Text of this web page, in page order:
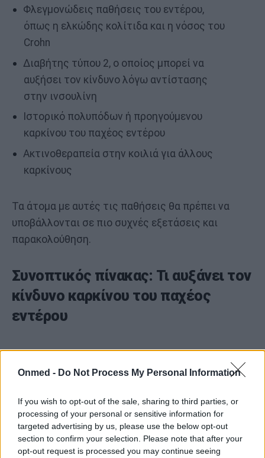
Onmed - Do Not Process My Personal Information
If you wish to opt-out of the sale, sharing to third parties, or
processing of your personal or sensitive information for
targeted advertising by us, please use the below opt-out
section to confirm your selection. Please note that after your
opt-out request is processed you may continue seeing
Φλεγμονώδεις παθήσεις του εντέρου,
όπως η ελκώδης κολίτιδα και η νόσος του
Crohn
Διαβήτης τύπου 2, ο οποίος μπορεί να
αυξήσει τον κίνδυνο λόγω αντίστασης
στην ινσουλίνη
Ιστορικό πολυπόδων ή προηγούμενου
καρκίνου του παχέος εντέρου
Ακτινοθεραπεία στην κοιλιά για άλλους
καρκίνους
Τα άτομα με αυτές τις παθήσεις θα πρέπει να
υποβάλλονται σε πιο συχνές εξετάσεις και
παρακολούθηση.
Συνοπτικός πίνακας: Τι αυξάνει τον
κίνδυνο καρκίνου του παχέος
εντέρου
κινδύνου
Μπορεί να
1
Ηλικία άνω των
50
Περισσότερες
κυτταρικές
μεταλλάξεις
και μειωμένη
επιδιόρθωση
Όχι